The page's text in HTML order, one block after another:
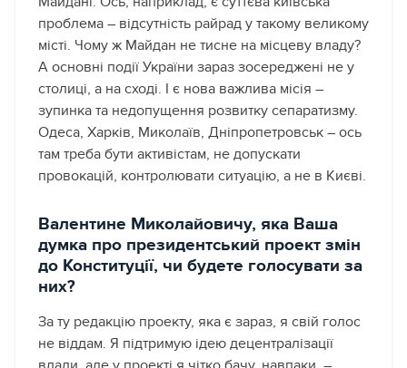
проблема – відсутність райрад у такому великому
місті. Чому ж Майдан не тисне на місцеву владу?
А основні події України зараз зосереджені не у
столиці, а на сході. І є нова важлива місія –
зупинка та недопущення розвитку сепаратизму.
Одеса, Харків, Миколаїв, Дніпропетровськ – ось
там треба бути активістам, не допускати
провокацій, контролювати ситуацію, а не в Києві.
Валентине Миколайовичу, яка Ваша
думка про президентський проект змін
до Конституції, чи будете голосувати за
них?
За ту редакцію проекту, яка є зараз, я свій голос
не віддам. Я підтримую ідею децентралізації